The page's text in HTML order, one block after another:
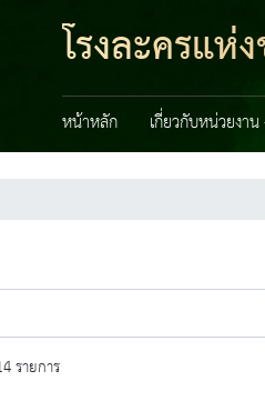
โรงละครแ
หน้าหลัก เกี่ยวกับหน่วยงาน
รายการ